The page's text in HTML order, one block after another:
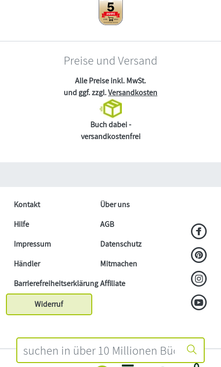
Preise und Versand
Alle Preise inkl. MwSt.
und ggf. zzgl.Versandkosten
Buch dabei -
versandkostenfrei
Kontakt
Über uns
Hilfe
AGB
Impressum
Datenschutz
Händler
Mitmachen
BarrierefreiheitserklärungAffiliate
Widerruf